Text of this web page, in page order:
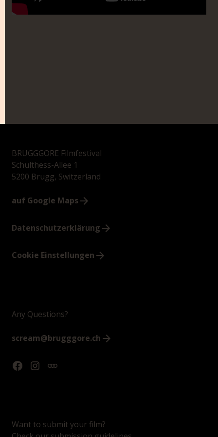
BRUGGGORE Filmfestival
Schulthess-Allee 1
5200 Brugg, Switzerland
auf Google Maps
Datenschutzerklärung
Cookie Einstellungen
Any Questions?
scream@brugggore.ch
Want to submit your film?